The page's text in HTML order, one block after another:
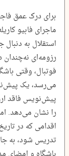
برای درک عمق
ماجرای فابیو
استقلال به دنبال
رزومه‌ای
فوتبال، وقتی
پیش‌نویس فاقد
را نشان می‌دهد.
اقدامی که در
تدریس شود، به